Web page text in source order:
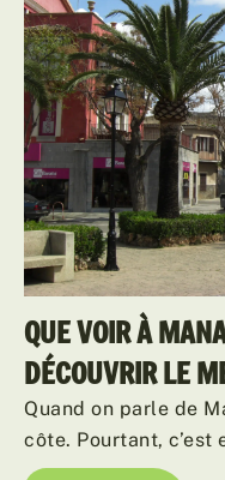
QUE VOIR À
DÉCOUVRIR LE
Quand on parle de
côte. Pourtant, c’est